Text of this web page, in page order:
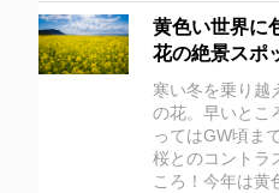
黄色い世界に
花の絶景スポ
寒い冬を乗り越
の花。早いとこ
ってはGW頃ま
桜とのコントラ
ころ！今年は黄